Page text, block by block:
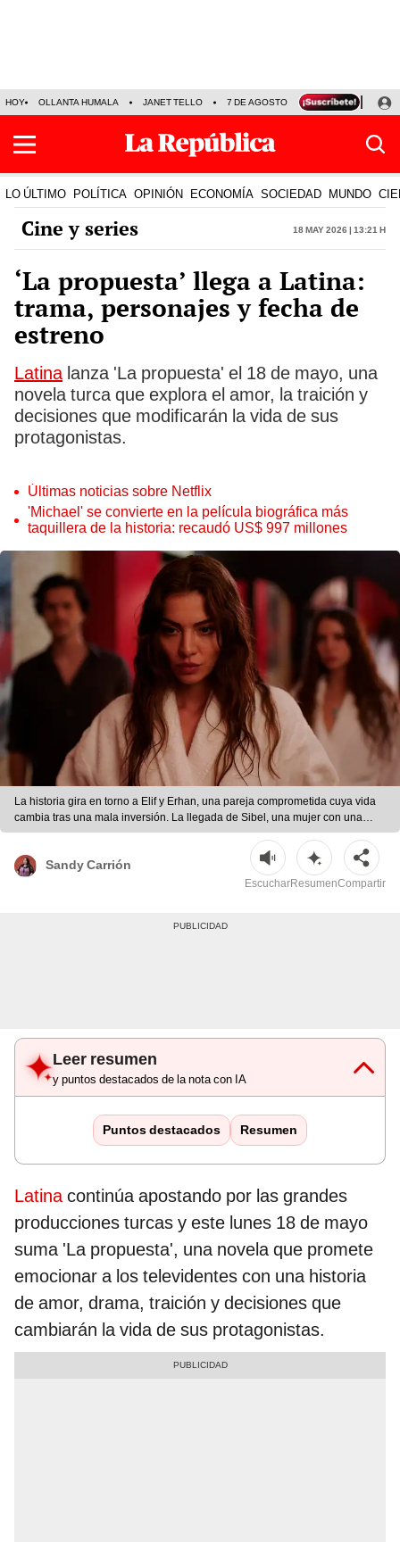
HOY OLLANTA HUMALA JANET TELLO 7 DE AGOSTO TINKA RESULTADOS
LO ÚLTIMO POLÍTICA OPINIÓN ECONOMÍA SOCIEDAD MUNDO
Cine y series 18 May 2026 | 13:21 h
‘La propuesta’ llega a Latina:
trama, personajes y fecha de
estreno
Latinalanza 'La propuesta' el 18 de mayo, una
novela turca que explora el amor, la traición y
decisiones que modificarán la vida de sus
protagonistas.
Últimas noticias sobre Netflix
'Michael' se convierte en la película biográfica más
taquillera de la historia: recaudó US$ 997 millones
La historia gira en torno a Elif y Erhan, una pareja comprometida cuya vida
cambia tras una mala inversión. La llegada de Sibel, una mujer con una
inesperada propuesta, desatará tensiones en su relación. | Foto: difusión
Sandy Carrión
EscucharResumenCompartir
Leer resumen
y puntos destacados de la nota con IA
Puntos destacados Resumen
Latinacontinúa apostando por las grandes
producciones turcas y este lunes 18 de mayo
suma 'La propuesta', una novela que promete
emocionar a los televidentes con una historia
de amor, drama, traición y decisiones que
cambiarán la vida de sus protagonistas.